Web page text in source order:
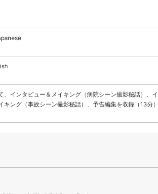
、インタビュー＆メイキング（病院シーン撮影秘話）、
キング（事故シーン撮影秘話）、予告編集を収録（13分）